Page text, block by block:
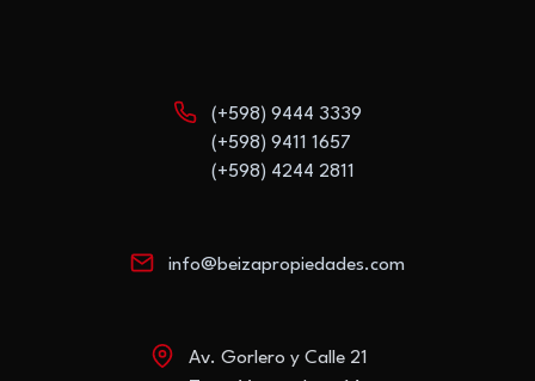
(+598) 9444 3339
(+598) 9411 1657
(+598) 4244 2811
info@beizapropiedades.com
Av. Gorlero y Calle 21